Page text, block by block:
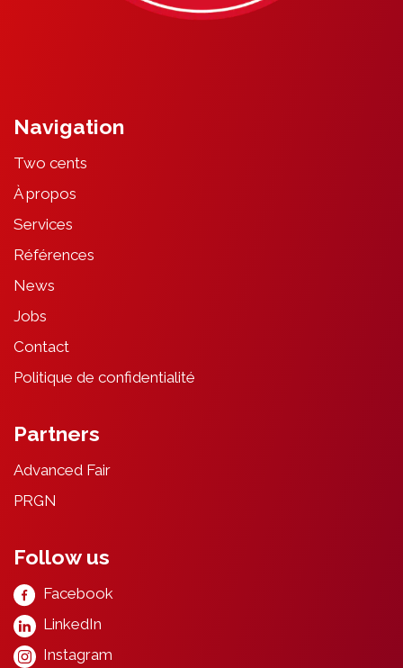
Navigation
Two cents
À propos
Services
Références
News
Jobs
Contact
Politique de confidentialité
Partners
Advanced Fair
PRGN
Follow us
Facebook
LinkedIn
Instagram